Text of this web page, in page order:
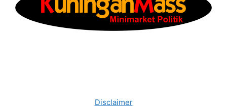
Disclaimer